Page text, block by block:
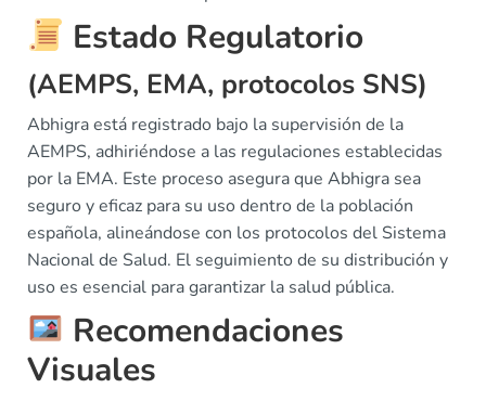
Estado Regulatorio
(AEMPS, EMA, protocolos SNS)
Abhigra está registrado bajo la supervisión de la
AEMPS, adhiriéndose a las regulaciones establecidas
por la EMA. Este proceso asegura que Abhigra sea
seguro y eficaz para su uso dentro de la población
española, alineándose con los protocolos del Sistema
Nacional de Salud. El seguimiento de su distribución y
uso es esencial para garantizar la salud pública.
Recomendaciones
Visuales